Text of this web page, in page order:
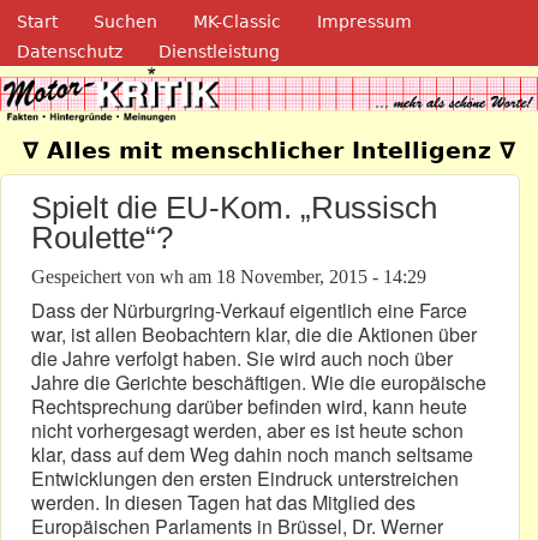
Direkt zum Inhalt
Navigation
Start Suchen MK-Classic
Impressum
Datenschutz
Dienstleistung
Motor-Kritik.de
∇ Alles mit menschlicher Intelligenz ∇
Spielt die EU-Kom. „Russisch
Roulette“?
Gespeichert von wh am 18 November, 2015 - 14:29
Dass der Nürburgring-Verkauf eigentlich eine Farce
war, ist allen Beobachtern klar, die die Aktionen über
die Jahre verfolgt haben. Sie wird auch noch über
Jahre die Gerichte beschäftigen. Wie die europäische
Rechtsprechung darüber befinden wird, kann heute
nicht vorhergesagt werden, aber es ist heute schon
klar, dass auf dem Weg dahin noch manch seltsame
Entwicklungen den ersten Eindruck unterstreichen
werden. In diesen Tagen hat das Mitglied des
Europäischen Parlaments in Brüssel, Dr. Werner